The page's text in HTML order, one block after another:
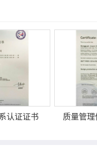
认证证书 质量管理